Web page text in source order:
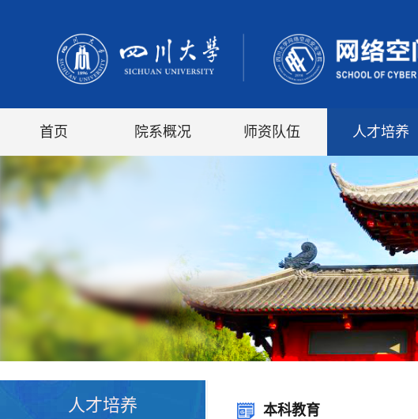
首页 院系概况 师资队伍 人才培养
人才培养 本科教育